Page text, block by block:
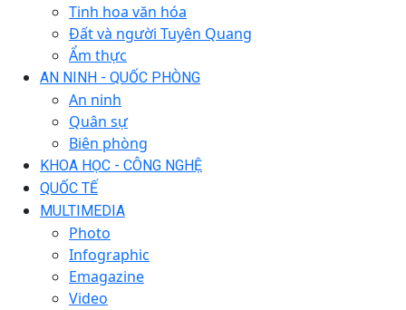
Tinh hoa văn hóa
Đất và người Tuyên Quang
Ẩm thực
AN NINH - QUỐC PHÒNG
An ninh
Quân sự
Biên phòng
KHOA HỌC - CÔNG NGHỆ
QUỐC TẾ
MULTIMEDIA
Photo
Infographic
Emagazine
Video